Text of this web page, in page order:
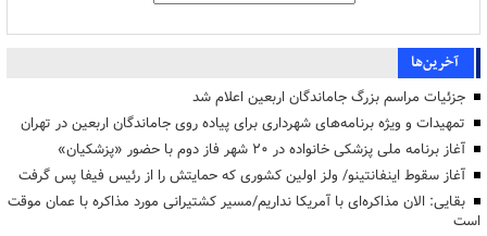
آخرین‌ها
جزئیات مراسم بزرگ جاماندگان اربعین اعلام شد
تمهیدات و ویژه برنامه‌های شهرداری برای پیاده روی جاماندگان اربعین در تهران
آغاز برنامه ملی پزشکی خانواده در ۲۰ شهر فاز دوم با حضور «پزشکیان»
آغاز سقوط اینفانتینو/ ولز اولین کشوری که حمایتش را از رئیس فیفا پس گرفت
بقایی: الان مذاکره‌ای با آمریکا نداریم/مسیر کشتیرانی مورد مذاکره با عمان موقت
است